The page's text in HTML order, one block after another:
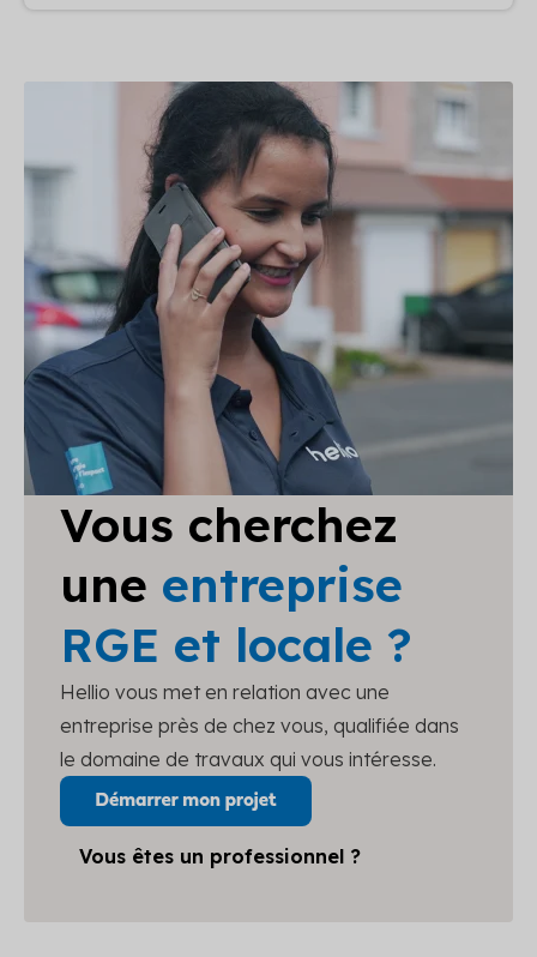
Vous cherchez
une entreprise
RGE et locale ?
Hellio vous met en relation avec une
entreprise près de chez vous, qualifiée dans
le domaine de travaux qui vous intéresse.
Vous êtes un professionnel ?